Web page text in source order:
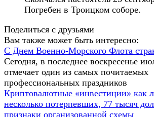
Погребен в Троицком соборе.
Поделиться с друзьями
Вам также может быть интересно:
С Днем Военно-Морского Флота
Сегодня, в последнее воскресенье
отмечает один из самых почитаемых
профессиональных праздников
Криптовалютные «инвестиции» как
несколько потерпевших, 77 тысяч
признаки организованной схемы